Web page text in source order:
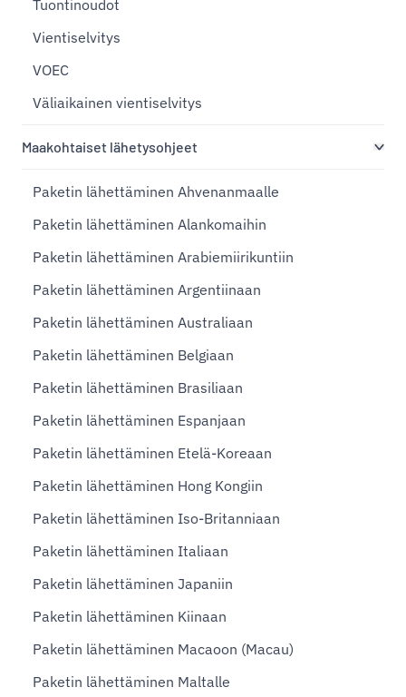
Tuontinoudot
Vientiselvitys
VOEC
Väliaikainen vientiselvitys
Maakohtaiset lähetysohjeet
Paketin lähettäminen Ahvenanmaalle
Paketin lähettäminen Alankomaihin
Paketin lähettäminen Arabiemiirikuntiin
Paketin lähettäminen Argentiinaan
Paketin lähettäminen Australiaan
Paketin lähettäminen Belgiaan
Paketin lähettäminen Brasiliaan
Paketin lähettäminen Espanjaan
Paketin lähettäminen Etelä-Koreaan
Paketin lähettäminen Hong Kongiin
Paketin lähettäminen Iso-Britanniaan
Paketin lähettäminen Italiaan
Paketin lähettäminen Japaniin
Paketin lähettäminen Kiinaan
Paketin lähettäminen Macaoon (Macau)
Paketin lähettäminen Maltalle